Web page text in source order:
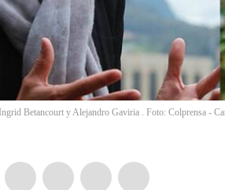
Ingrid Betancourt y Alejandro Gaviria . Foto: Colprensa -